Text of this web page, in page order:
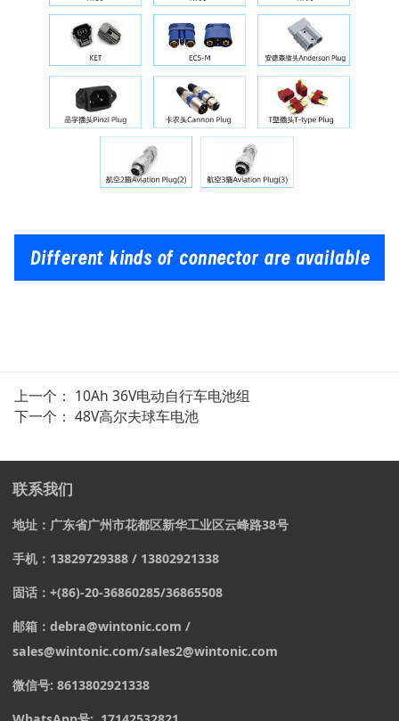
上一个： 10Ah 36V电动自行车电池组
下一个： 48V高尔夫球车电池
联系我们
地址： 广东省广州市花都区新华工业区云峰路38号
手机：13829729388 / 13802921338
固话：+(86)-20-36860285/36865508
邮箱：debra@wintonic.com /
sales@wintonic.com/sales2@wintonic.com
微信号: 8613802921338